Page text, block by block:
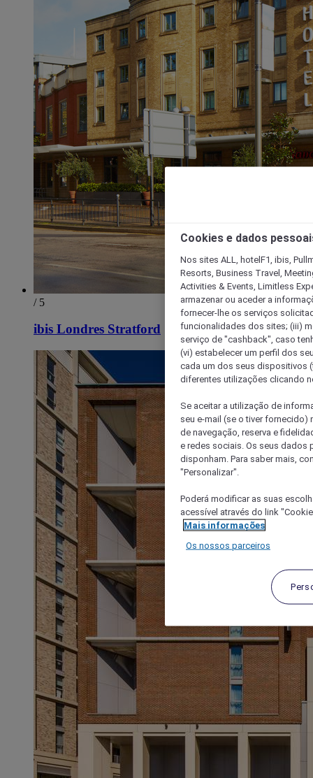
/ 5
ibis Londres Stratford
Cookies e dados
Nos sites ALL, hotelF1, ibis,
Resorts, Business Travel,
Activities & Events, Limitless
armazenar ou aceder a
fornecer-lhe os serviços
funcionalidades dos sites; (iii)
serviço de "cashback", caso
(vi) estabelecer um perfil dos
cada um dos seus dispositivos
diferentes utilizações clicando
Se aceitar a utilização de
seu e-mail (se o tiver
de navegação, reserva e
e redes sociais. Os seus dados
disponham. Para saber mais,
"Personalizar".
Poderá modificar as suas
acessível através do link
Mais informações
Os nossos parceiros